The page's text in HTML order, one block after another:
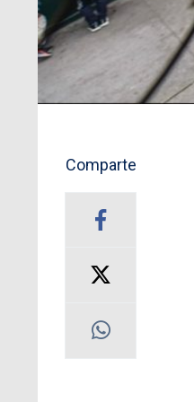
Comparte